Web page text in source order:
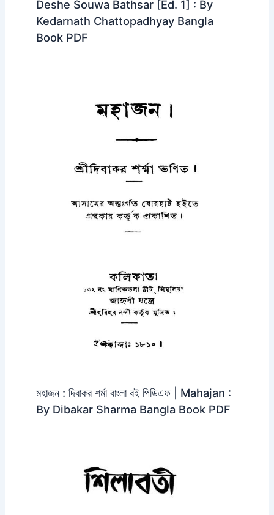
Deshe Souwa Bathsar [Ed. 1] : By
Kedarnath Chattopadhyay Bangla
Book PDF
মহাজন : দিবাকর শর্মা বাংলা বই পিডিএফ | Mahajan :
By Dibakar Sharma Bangla Book PDF